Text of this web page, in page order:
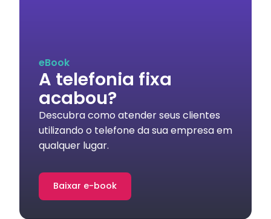
eBook
A telefonia fixa
acabou?
Descubra como atender seus clientes
utilizando o telefone da sua empresa em
qualquer lugar.
Baixar e-book